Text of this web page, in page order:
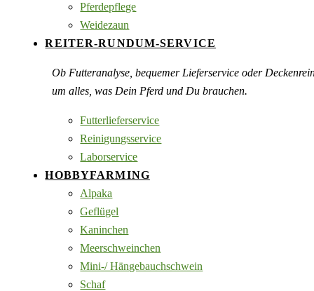
Pferdepflege
Weidezaun
REITER-RUNDUM-SERVICE
Ob Futteranalyse, bequemer Lieferservice oder
um alles, was Dein Pferd und Du brauchen.
Futterlieferservice
Reinigungsservice
Laborservice
HOBBYFARMING
Alpaka
Geflügel
Kaninchen
Meerschweinchen
Mini-/ Hängebauchschwein
Schaf